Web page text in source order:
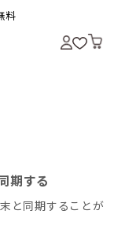
料
期する
と同期することが